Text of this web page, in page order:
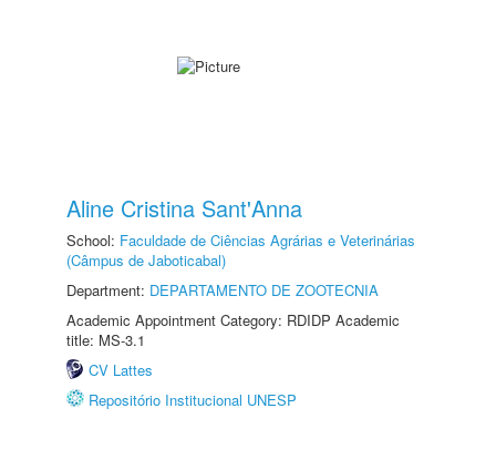
Aline Cristina Sant'Anna
School: Faculdade de Ciências Agrárias e Veterinárias
(Câmpus de Jaboticabal)
Department: DEPARTAMENTO DE ZOOTECNIA
Academic Appointment Category: RDIDP Academic
title: MS-3.1
CV Lattes
Repositório Institucional UNESP